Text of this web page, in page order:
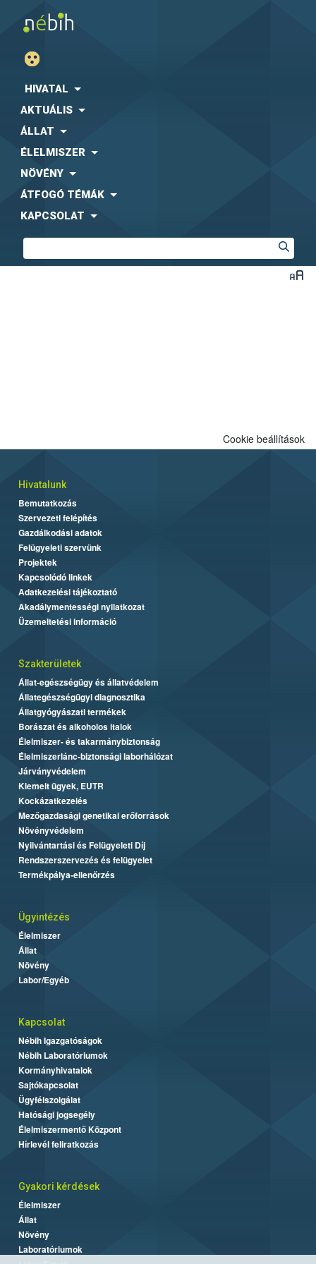
HIVATAL
AKTUÁLIS
ÁLLAT
ÉLELMISZER
NÖVÉNY
ÁTFOGÓ TÉMÁK
KAPCSOLAT
Cookie beállítások
Hivatalunk
Bemutatkozás
Szervezeti felépítés
Gazdálkodási adatok
Felügyeleti szervünk
Projektek
Kapcsolódó linkek
Adatkezelési tájékoztató
Akadálymentességi nyilatkozat
Üzemeltetési információ
Szakterületek
Állat-egészségügy és állatvédelem
Állategészségügyi diagnosztika
Állatgyógyászati termékek
Borászat és alkoholos italok
Élelmiszer- és takarmánybiztonság
Élelmiszerlánc-biztonsági laborhálózat
Járványvédelem
Kiemelt ügyek, EUTR
Kockázatkezelés
Mezőgazdasági genetikai erőforrások
Növényvédelem
Nyilvántartási és Felügyeleti Díj
Rendszerszervezés és felügyelet
Termékpálya-ellenőrzés
Ügyintézés
Élelmiszer
Állat
Növény
Labor/Egyéb
Kapcsolat
Nébih Igazgatóságok
Nébih Laboratóriumok
Kormányhivatalok
Sajtókapcsolat
Ügyfélszolgálat
Hatósági jogsegély
Élelmiszermentő Központ
Hírlevél feliratkozás
Gyakori kérdések
Élelmiszer
Állat
Növény
Laboratóriumok